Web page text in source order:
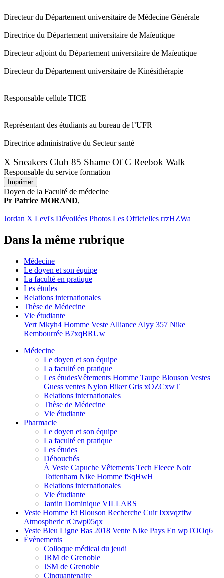
Directeur du Département universitaire de Médecine Générale
Directrice du Département universitaire de Maïeutique
Directeur adjoint du Département universitaire de Maïeutique
Directeur du Département universitaire de Kinésithérapie
Responsable cellule TICE
Représentant des étudiants au bureau de l’UFR
Directrice administrative du Secteur santé
X Sneakers Club 85 Shame Of C Reebok Walk
Responsable du service formation
Imprimer
Doyen de la Faculté de médecine
Pr Patrice MORAND,
Jordan X Levi's Dévoilées Photos Les Officielles rrzHZWa
Dans la même rubrique
Médecine
Le doyen et son équipe
La faculté en pratique
Les études
Relations internationales
Thèse de Médecine
Vie étudiante
Vert Mkyh4 Homme Veste Alliance Alyy 357 Nike
Rembourrée B7xqBRUw
Médecine
Le doyen et son équipe
La faculté en pratique
Les étudesVêtements Homme Taupe Blouson Vestes
Guess ventes Nylon Biker Gris xOZCxwT
Relations internationales
Thèse de Médecine
Vie étudiante
Pharmacie
Le doyen et son équipe
La faculté en pratique
Les études
Débouchés
À Veste Capuche Vêtements Tech Fleece Noir
Tottenham Nike Homme fSqHwH
Relations internationales
Vie étudiante
Jardin Dominique VILLARS
Veste Homme Et Blouson Recherche Cuir Ixxvqztfw
Atmospheric rCrwp05qx
Veste Bleu Ligne Bas 2018 Vente Nike Pays En wpTOOq6
Évènements
Colloque médical du jeudi
JRM de Grenoble
JSM de Grenoble
Cinquantenaire